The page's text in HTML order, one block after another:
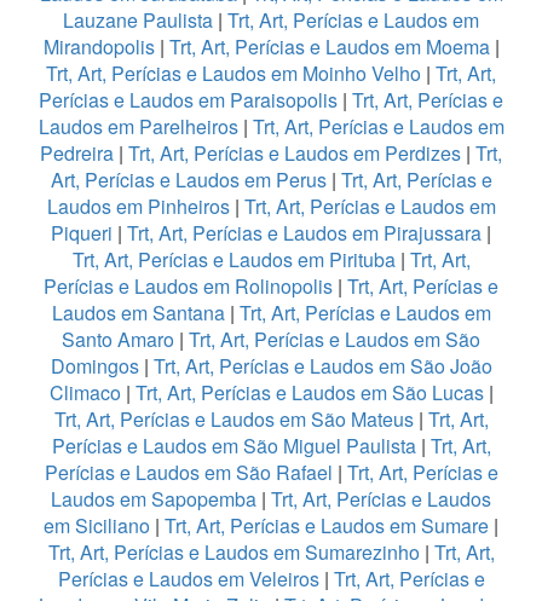
Lauzane Paulista | Trt, Art, Perícias e Laudos em
Mirandopolis| Trt, Art, Perícias e Laudos em Moema|
Trt, Art, Perícias e Laudos em Moinho Velho | Trt, Art,
Perícias e Laudos em Paraisopolis | Trt, Art, Perícias e
Laudos em Parelheiros| Trt, Art, Perícias e Laudos em
Pedreira | Trt, Art, Perícias e Laudos em Perdizes | Trt,
Art, Perícias e Laudos em Perus| Trt, Art, Perícias e
Laudos em Pinheiros| Trt, Art, Perícias e Laudos em
Piqueri | Trt, Art, Perícias e Laudos em Pirajussara |
Trt, Art, Perícias e Laudos em Pirituba| Trt, Art,
Perícias e Laudos em Rolinopolis | Trt, Art, Perícias e
Laudos em Santana| Trt, Art, Perícias e Laudos em
Santo Amaro | Trt, Art, Perícias e Laudos em São
Domingos| Trt, Art, Perícias e Laudos em São João
Climaco| Trt, Art, Perícias e Laudos em São Lucas|
Trt, Art, Perícias e Laudos em São Mateus | Trt, Art,
Perícias e Laudos em São Miguel Paulista| Trt, Art,
Perícias e Laudos em São Rafael | Trt, Art, Perícias e
Laudos em Sapopemba | Trt, Art, Perícias e Laudos
em Siciliano | Trt, Art, Perícias e Laudos em Sumare |
Trt, Art, Perícias e Laudos em Sumarezinho| Trt, Art,
Perícias e Laudos em Veleiros| Trt, Art, Perícias e